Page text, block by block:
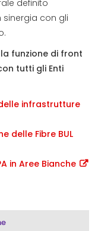
definito
sinergia con gli
funzione di front
tutti gli Enti
infrastrutture
delle Fibre BUL
in Aree Bianche
Speciali